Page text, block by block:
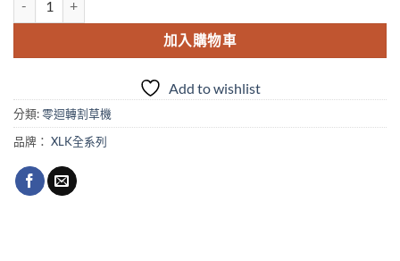
加入購物車
Add to wishlist
分類:零迴轉割草機
品牌： XLK全系列